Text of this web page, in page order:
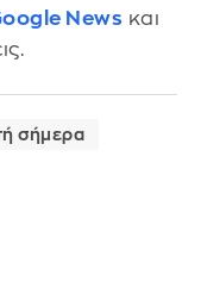
News και
σήμερα